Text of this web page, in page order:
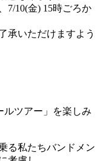
7/10(金) 15時ごろか
承いただけますよう
ルツアー」を楽しみ
る私たちバンドメン